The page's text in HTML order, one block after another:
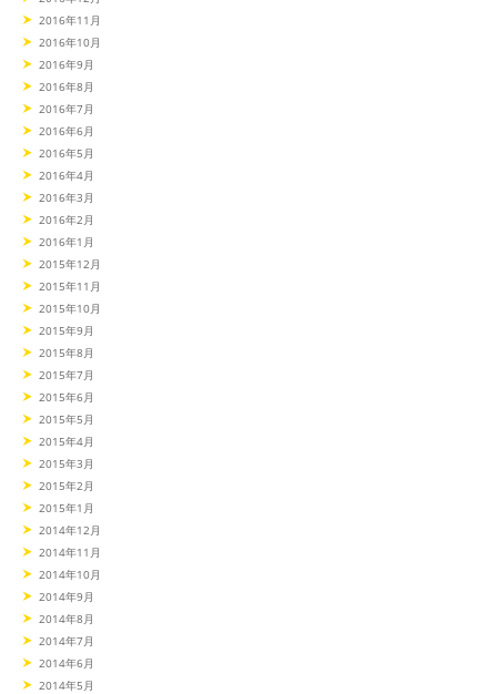
2016年11月
2016年10月
2016年9月
2016年8月
2016年7月
2016年6月
2016年5月
2016年4月
2016年3月
2016年2月
2016年1月
2015年12月
2015年11月
2015年10月
2015年9月
2015年8月
2015年7月
2015年6月
2015年5月
2015年4月
2015年3月
2015年2月
2015年1月
2014年12月
2014年11月
2014年10月
2014年9月
2014年8月
2014年7月
2014年6月
2014年5月